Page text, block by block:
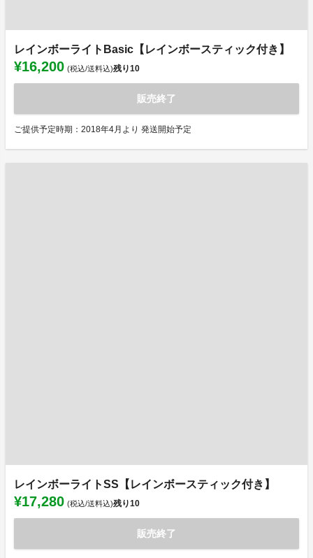
レインボーライトBasic【レインボースティック付き】
¥16,200 (税込/送料込)残り10
販売終了
ご提供予定時期：2018年4月より 発送開始予定
レインボーライトSS【レインボースティック付き】
¥17,280 (税込/送料込)残り10
販売終了